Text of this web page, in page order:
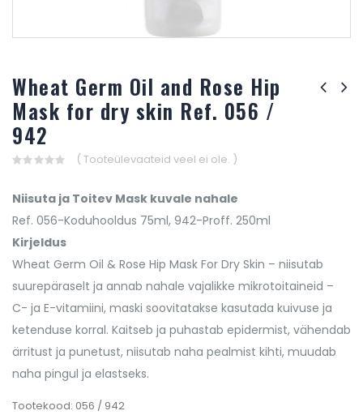
Wheat Germ Oil and Rose Hip
Mask for dry skin Ref. 056 /
942
of
( Tooteülevaateid veel ei ole. )
Niisuta ja Toitev Mask kuvale nahale
Ref. 056-Koduhooldus 75ml, 942-Proff. 250ml
Kirjeldus
Wheat Germ Oil & Rose Hip Mask For Dry Skin – niisutab
suurepäraselt ja annab nahale vajalikke mikrotoitaineid –
C- ja E-vitamiini, maski soovitatakse kasutada kuivuse ja
ketenduse korral. Kaitseb ja puhastab epidermist, vähendab
ärritust ja punetust, niisutab naha pealmist kihti, muudab
naha pingul ja elastseks.
Tootekood: 056 / 942